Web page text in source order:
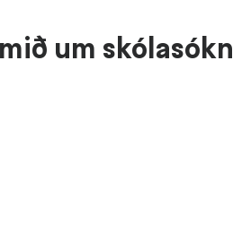
um skólasókn